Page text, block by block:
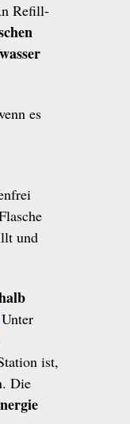
Refill-
es
und
ist,
Die